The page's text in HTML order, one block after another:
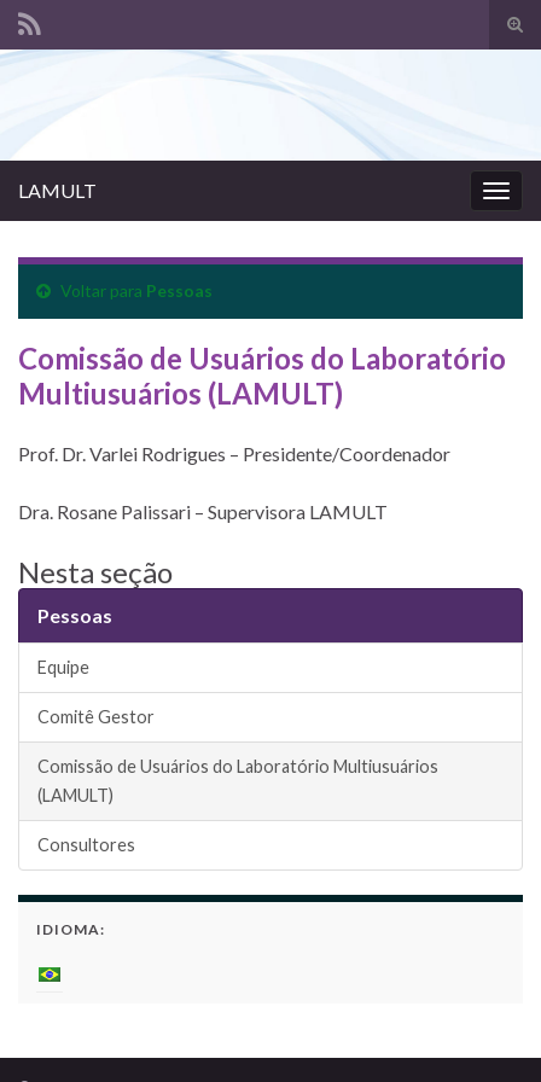
LAMULT
Voltar para Pessoas
Comissão de Usuários do Laboratório
Multiusuários (LAMULT)
Prof. Dr. Varlei Rodrigues – Presidente/Coordenador
Dra. Rosane Palissari – Supervisora LAMULT
Nesta seção
Pessoas
Equipe
Comitê Gestor
Comissão de Usuários do Laboratório Multiusuários
(LAMULT)
Consultores
IDIOMA: